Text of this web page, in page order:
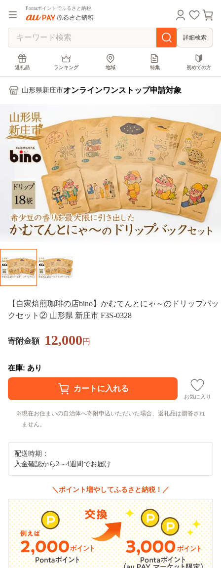
Pontaポイントでふるさと納税
詳細検索
返礼品 ランキング 地域 特集 初めての方
山形県新庄市オンラインワンストップ申請対象
【自家焙煎珈琲の店bino】かむてんとにゃ～のドリップバッ
クセット② 山形県 新庄市 F3S-0328
寄附金額 12,000円
在庫: あり
お気に入り
現在お住まいの自治体へ寄附申込いただいた場合、返礼品は贈答され
ません。
配送時期：
入金確認から2～4週間でお届け
＼ポイント増やしてふるさと納税！／